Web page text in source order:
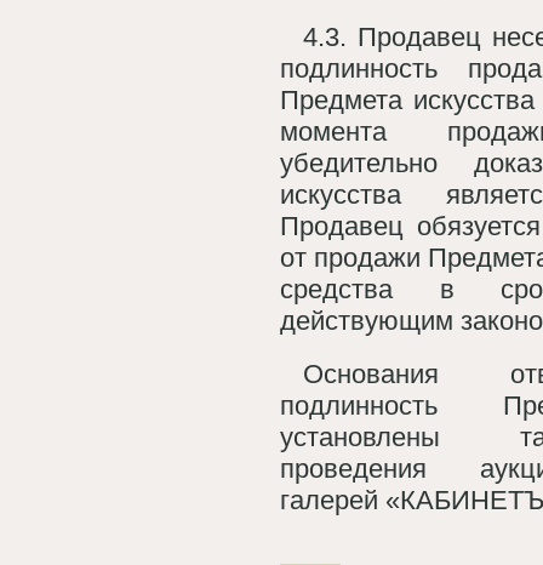
4.3. Продавец
подлинность
Предмета
момента
убедительно
искусства
Продавец
от продажи
средства в
действующим
Основания
подлинность
установлены
проведения
галерей